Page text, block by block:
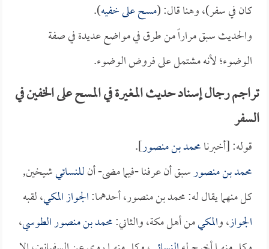
كان في سفر)، وهنا قال: (مسح على خفيه).
والحديث سبق مراراً من طرق في مواضع عديدة في صفة
الوضوء؛ لأنه مشتمل على فروض الوضوء.
تراجم رجال إسناد حديث المغيرة في المسح على الخفين في
السفر
قوله: [أخبرنامحمد بن منصور].
محمد بن منصورسبق أن عرفنا -فيما مضى- أنللنسائيشيخين,
كل منهما يقال له: محمد بن منصور، أحدهما:الجواز المكي، لقبه
الجواز، والمكيمن أهل مكة، والثاني:محمد بن منصور الطوسي،